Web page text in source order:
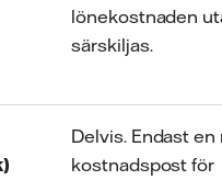
lönekostnaden
särskiljas.
Delvis. Endast en
kostnadspost för